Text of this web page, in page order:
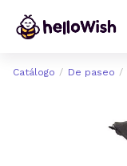
Catálogo De paseo